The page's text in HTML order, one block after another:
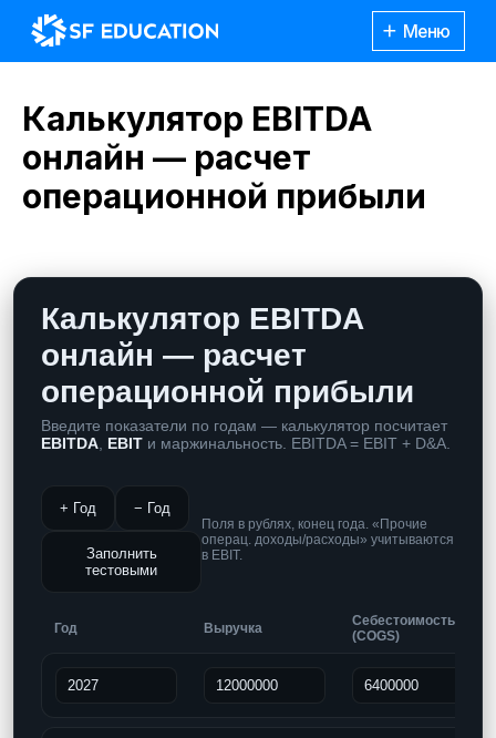
Каталог
курсов
Калькулятор EBITDA
онлайн — расчет
операционной прибыли
Калькулятор EBITDA
онлайн — расчет
операционной прибыли
Введите показатели по годам — калькулятор посчитает
EBITDA EBIT и маржинальность. EBITDA = EBIT + D&A.
+ Год − Год
Заполнить
тестовыми
Поля в рублях, конец года. «Прочие
операц. доходы/расходы» учитываются
в EBIT.
Год Выручка
Себестоимость
(COGS)